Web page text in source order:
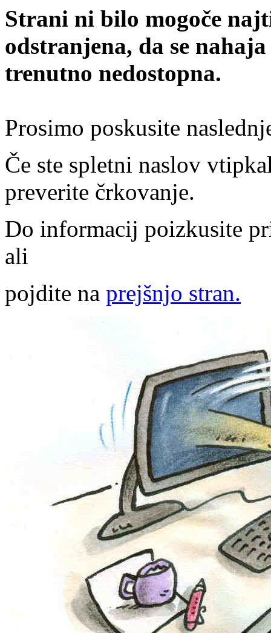
Strani ni bilo mogoče
odstranjena, da se
trenutno nedostopna.
Prosimo poskusite
Če ste spletni naslov
preverite črkovanje.
Do informacij poizkusite
ali
pojdite na prejšnjo stran.